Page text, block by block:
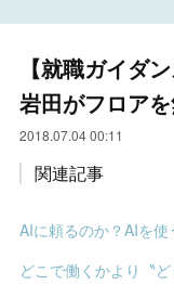
【就職ガイダ
岩田がフロア
2018.07.04 00:11
関連記事
AIに頼るのか？AIを
どこで働くかより〝ど